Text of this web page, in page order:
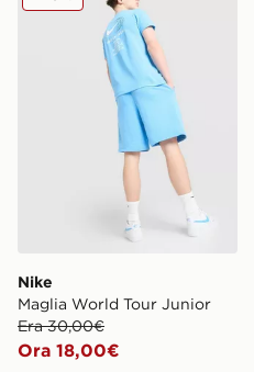
Nike
Maglia World Tour Junior
Era 30,00€
Ora 18,00€